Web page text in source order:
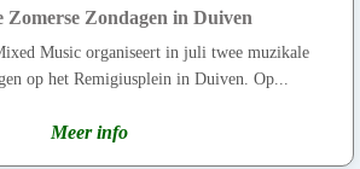
Zomerse Zondagen in Duiven
Music organiseert in juli twee muzikale
op het Remigiusplein in Duiven. Op...
Meer info